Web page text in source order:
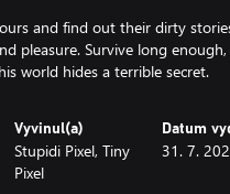
and find out their dirty
pleasure. Survive long
world hides a terrible secret.
Vyvinul(a)
Stupidi Pixel, Tiny
Pixel
Datum
31. 7.